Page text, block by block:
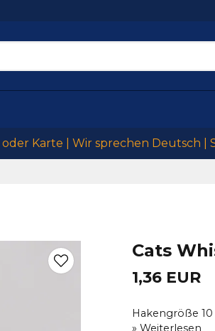
oder Karte | Wir sprechen Deutsch |
Cats
1,36 EUR
Hakengröße 10
Weiterlesen